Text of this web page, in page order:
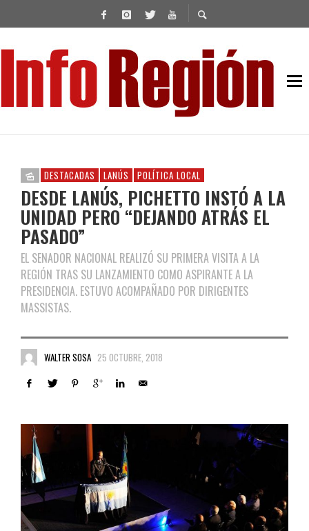
DESTACADAS LANÚS POLÍTICA LOCAL
DESDE LANÚS, PICHETTO INSTÓ A LA
UNIDAD PERO “DEJANDO ATRÁS EL
PASADO”
EL SENADOR NACIONAL REALIZÓ SU PRIMERA VISITA A LA
REGIÓN TRAS SU LANZAMIENTO COMO ASPIRANTE A LA
PRESIDENCIA. ESTUVO ACOMPAÑADO POR DIRIGENTES
MASSISTAS.
WALTER SOSA 25 OCTUBRE, 2018